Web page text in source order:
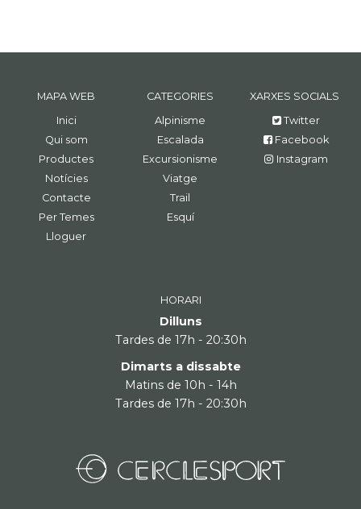
MAPA WEB
Inici
Qui som
Productes
Notícies
Contacte
Per Temes
Lloguer
CATEGORIES
Alpinisme
Escalada
Excursionisme
Viatge
Trail
Esquí
XARXES SOCIALS
Twitter
Facebook
Instagram
HORARI
Dilluns
Tardes de 17h - 20:30h
Dimarts a dissabte
Matins de 10h - 14h
Tardes de 17h - 20:30h